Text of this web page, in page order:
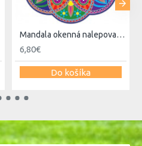
Mandala okenná nalepovacia - Slnečné lúče
6,80€
Do košíka